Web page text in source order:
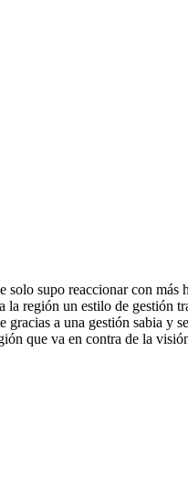
supo reaccionar con más
región un estilo de gestión
a una gestión sabia y
que va en contra de la